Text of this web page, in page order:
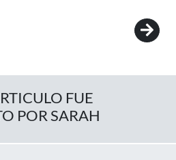
FUE
POR SARAH